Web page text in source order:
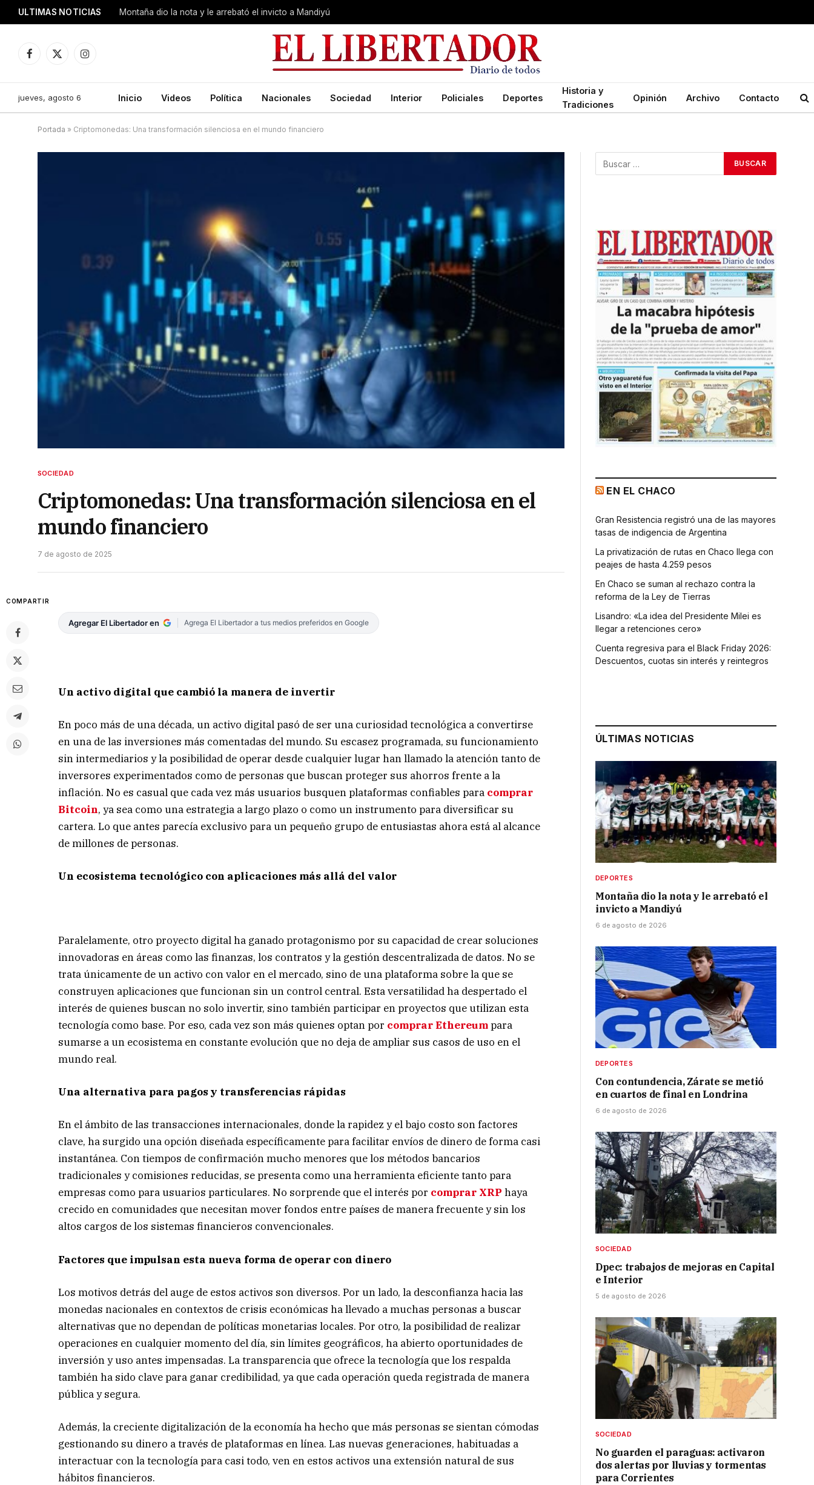
ULTIMAS NOTICIAS Montaña dio la nota y le arrebató el invicto a Mandiyú
Facebook
X
Instagram
jueves, agosto 6 Inicio Videos Política Nacionales Sociedad Interior Policiales Deportes
Historia y
Tradiciones
Opinión Archivo Contacto
Portada » Criptomonedas: Una transformación silenciosa en el mundo financiero
SOCIEDAD
Criptomonedas: Una transformación silenciosa en el
mundo financiero
7 de agosto de 2025
COMPARTIR
Agregar El Libertador en Agrega El Libertador a tus medios preferidos en Google
Un activo digital que cambió la manera de invertir
En poco más de una década, un activo digital pasó de ser una curiosidad tecnológica a convertirse
en una de las inversiones más comentadas del mundo. Su escasez programada, su funcionamiento
sin intermediarios y la posibilidad de operar desde cualquier lugar han llamado la atención tanto de
inversores experimentados como de personas que buscan proteger sus ahorros frente a la
inflación. No es casual que cada vez más usuarios busquen plataformas confiables para comprar
Bitcoin, ya sea como una estrategia a largo plazo o como un instrumento para diversificar su
cartera. Lo que antes parecía exclusivo para un pequeño grupo de entusiastas ahora está al alcance
de millones de personas.
Un ecosistema tecnológico con aplicaciones más allá del valor
Paralelamente, otro proyecto digital ha ganado protagonismo por su capacidad de crear soluciones
innovadoras en áreas como las finanzas, los contratos y la gestión descentralizada de datos. No se
trata únicamente de un activo con valor en el mercado, sino de una plataforma sobre la que se
construyen aplicaciones que funcionan sin un control central. Esta versatilidad ha despertado el
interés de quienes buscan no solo invertir, sino también participar en proyectos que utilizan esta
tecnología como base. Por eso, cada vez son más quienes optan por comprar Ethereumpara
sumarse a un ecosistema en constante evolución que no deja de ampliar sus casos de uso en el
mundo real.
Una alternativa para pagos y transferencias rápidas
En el ámbito de las transacciones internacionales, donde la rapidez y el bajo costo son factores
clave, ha surgido una opción diseñada específicamente para facilitar envíos de dinero de forma casi
instantánea. Con tiempos de confirmación mucho menores que los métodos bancarios
tradicionales y comisiones reducidas, se presenta como una herramienta eficiente tanto para
empresas como para usuarios particulares. No sorprende que el interés por comprar XRP haya
crecido en comunidades que necesitan mover fondos entre países de manera frecuente y sin los
altos cargos de los sistemas financieros convencionales.
Factores que impulsan esta nueva forma de operar con dinero
Los motivos detrás del auge de estos activos son diversos. Por un lado, la desconfianza hacia las
monedas nacionales en contextos de crisis económicas ha llevado a muchas personas a buscar
alternativas que no dependan de políticas monetarias locales. Por otro, la posibilidad de realizar
operaciones en cualquier momento del día, sin límites geográficos, ha abierto oportunidades de
inversión y uso antes impensadas. La transparencia que ofrece la tecnología que los respalda
también ha sido clave para ganar credibilidad, ya que cada operación queda registrada de manera
pública y segura.
Además, la creciente digitalización de la economía ha hecho que más personas se sientan cómodas
gestionando su dinero a través de plataformas en línea. Las nuevas generaciones, habituadas a
interactuar con la tecnología para casi todo, ven en estos activos una extensión natural de sus
hábitos financieros.
EN EL CHACO
Gran Resistencia registró una de las mayores
tasas de indigencia de Argentina
La privatización de rutas en Chaco llega con
peajes de hasta 4.259 pesos
En Chaco se suman al rechazo contra la
reforma de la Ley de Tierras
Lisandro: «La idea del Presidente Milei es
llegar a retenciones cero»
Cuenta regresiva para el Black Friday 2026:
Descuentos, cuotas sin interés y reintegros
ÚLTIMAS NOTICIAS
DEPORTES
Montaña dio la nota y le arrebató el
invicto a Mandiyú
6 de agosto de 2026
DEPORTES
Con contundencia, Zárate se metió
en cuartos de final en Londrina
6 de agosto de 2026
SOCIEDAD
Dpec: trabajos de mejoras en Capital
e Interior
5 de agosto de 2026
SOCIEDAD
No guarden el paraguas: activaron
dos alertas por lluvias y tormentas
para Corrientes